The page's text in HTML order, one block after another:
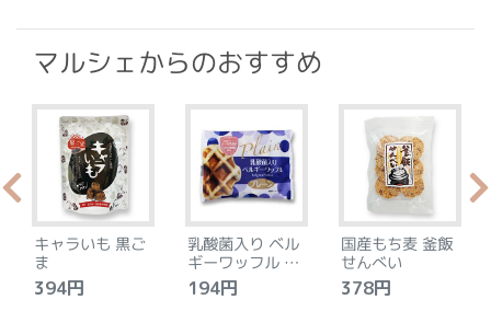
マルシェからのおすすめ
キャラいも 黒ご
ま
394円
乳酸菌入り ベル
ギーワッフル プ
レーン
194円
国産もち麦 釜飯
せんべい
378円